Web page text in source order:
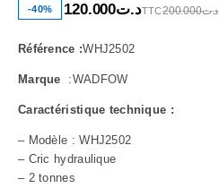
-40% د.ت200.000 د.ت120.000 TTC
Référence :WHJ2502
Marque :WADFOW
Caractéristique technique :
– Modèle : WHJ2502
– Cric hydraulique
– 2 tonnes